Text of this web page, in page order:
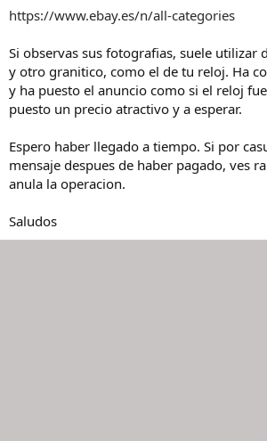
https://www.ebay.es/n/all-categories
Si observas sus fotografias, suele utilizar
y otro granitico, como el de tu reloj. Ha
y ha puesto el anuncio como si el reloj
puesto un precio atractivo y a esperar.
Espero haber llegado a tiempo. Si por
mensaje despues de haber pagado, ves
anula la operacion.
Saludos